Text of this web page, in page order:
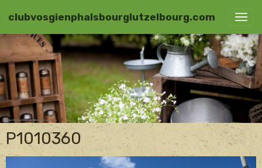
clubvosgienphalsbourglutzelbourg.com
P1010360